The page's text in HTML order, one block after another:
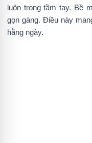
luôn trong tầm tay. Bề
gọn gàng. Điều này
hằng ngày.